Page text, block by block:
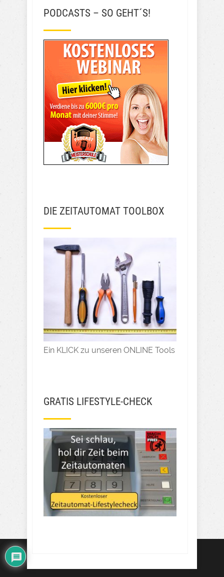
PODCASTS – SO GEHT´S!
DIE ZEITAUTOMAT TOOLBOX
Ein KLICK zu unseren ONLINE Tools
GRATIS LIFESTYLE-CHECK